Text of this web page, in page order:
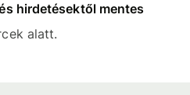
hirdetésektől mentes
alatt.